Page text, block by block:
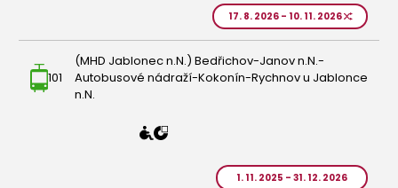
17. 8. 2026 - 10. 11. 2026
101
(MHD Jablonec n.N.) Bedřichov-Janov n.N.-
Autobusové nádraží-Kokonín-Rychnov u Jablonce
n.N.
1. 11. 2025 - 31. 12. 2026